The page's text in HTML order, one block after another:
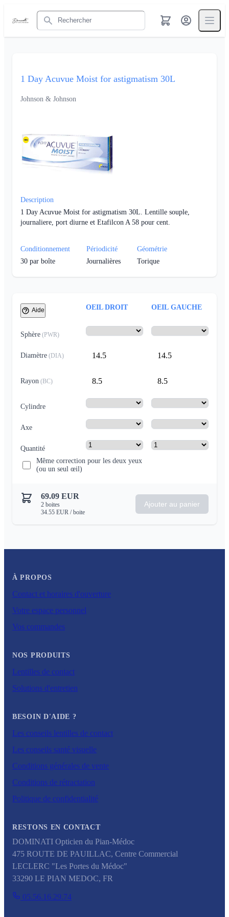
Rechercher
1 Day Acuvue Moist for astigmatism 30L
Johnson & Johnson
Description
1 Day Acuvue Moist for astigmatism 30L. Lentille souple,
journaliere, port diurne et Etafilcon A 58 pour cent.
Conditionnement
30 par boîte
Périodicité
Journalières
Géométrie
Torique
Aide OEIL DROIT OEIL GAUCHE
Sphère (PWR)
Diamètre (DIA) 14.5 14.5
Rayon (BC) 8.5 8.5
Cylindre
Axe
Quantité
Même correction pour les deux yeux
(ou un seul œil)
69.09 EUR
2 boites
34.55 EUR / boite
Ajouter au panier
À PROPOS
Contact et horaires d'ouverture
Votre espace personnel
Vos commandes
NOS PRODUITS
Lentilles de contact
Solutions d'entretien
BESOIN D'AIDE ?
Les conseils lentilles de contact
Les conseils santé visuelle
Conditions générales de vente
Conditions de rétractation
Politique de confidentialité
RESTONS EN CONTACT
DOMINATI Opticien du Pian-Médoc
475 ROUTE DE PAUILLAC, Centre Commercial
LECLERC "Les Portes du Médoc"
33290 LE PIAN MEDOC, FR
05.56.16.29.74